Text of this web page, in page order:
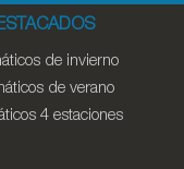
de invierno
de verano
4 estaciones